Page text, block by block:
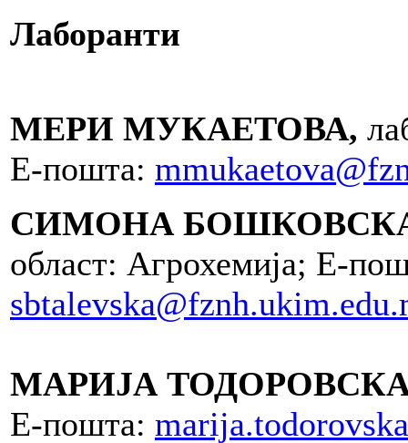
Лаборанти
МЕРИ МУКАЕТОВА,
Е-пошта:
СИМОНА
област: Агрохемија; Е-
МАРИЈА
Е-пошта: